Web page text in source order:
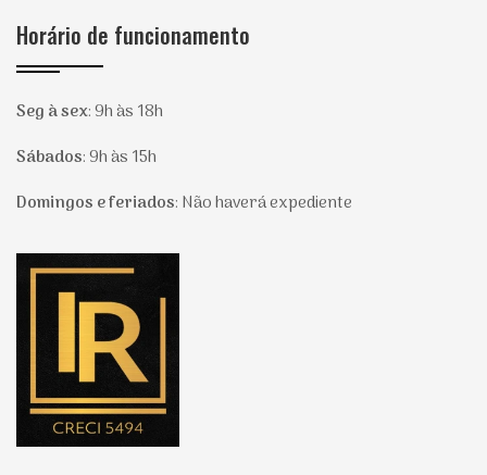
Horário de funcionamento
Seg à sex:9h às 18h
Sábados:9h às 15h
Domingos e feriados: Não haverá expediente
Página inicial